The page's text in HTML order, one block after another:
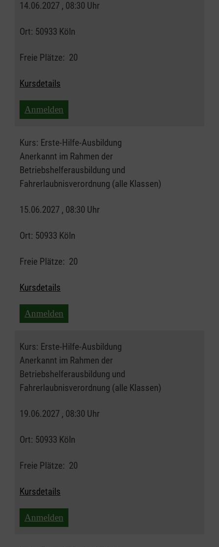
14.06.2027 , 08:30 Uhr
Ort: 50933 Köln
Freie Plätze: 20
Kursdetails
Anmelden
Kurs: Erste-Hilfe-Ausbildung
Anerkannt im Rahmen der
Betriebshelferausbildung und
Fahrerlaubnisverordnung (alle Klassen)
15.06.2027 , 08:30 Uhr
Ort: 50933 Köln
Freie Plätze: 20
Kursdetails
Anmelden
Kurs: Erste-Hilfe-Ausbildung
Anerkannt im Rahmen der
Betriebshelferausbildung und
Fahrerlaubnisverordnung (alle Klassen)
19.06.2027 , 08:30 Uhr
Ort: 50933 Köln
Freie Plätze: 20
Kursdetails
Anmelden